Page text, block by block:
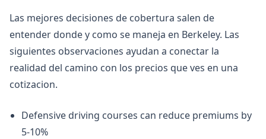
Las mejores decisiones de cobertura salen de
entender donde y como se maneja en Berkeley. Las
siguientes observaciones ayudan a conectar la
realidad del camino con los precios que ves en una
cotizacion.
Defensive driving courses can reduce premiums by
5-10%